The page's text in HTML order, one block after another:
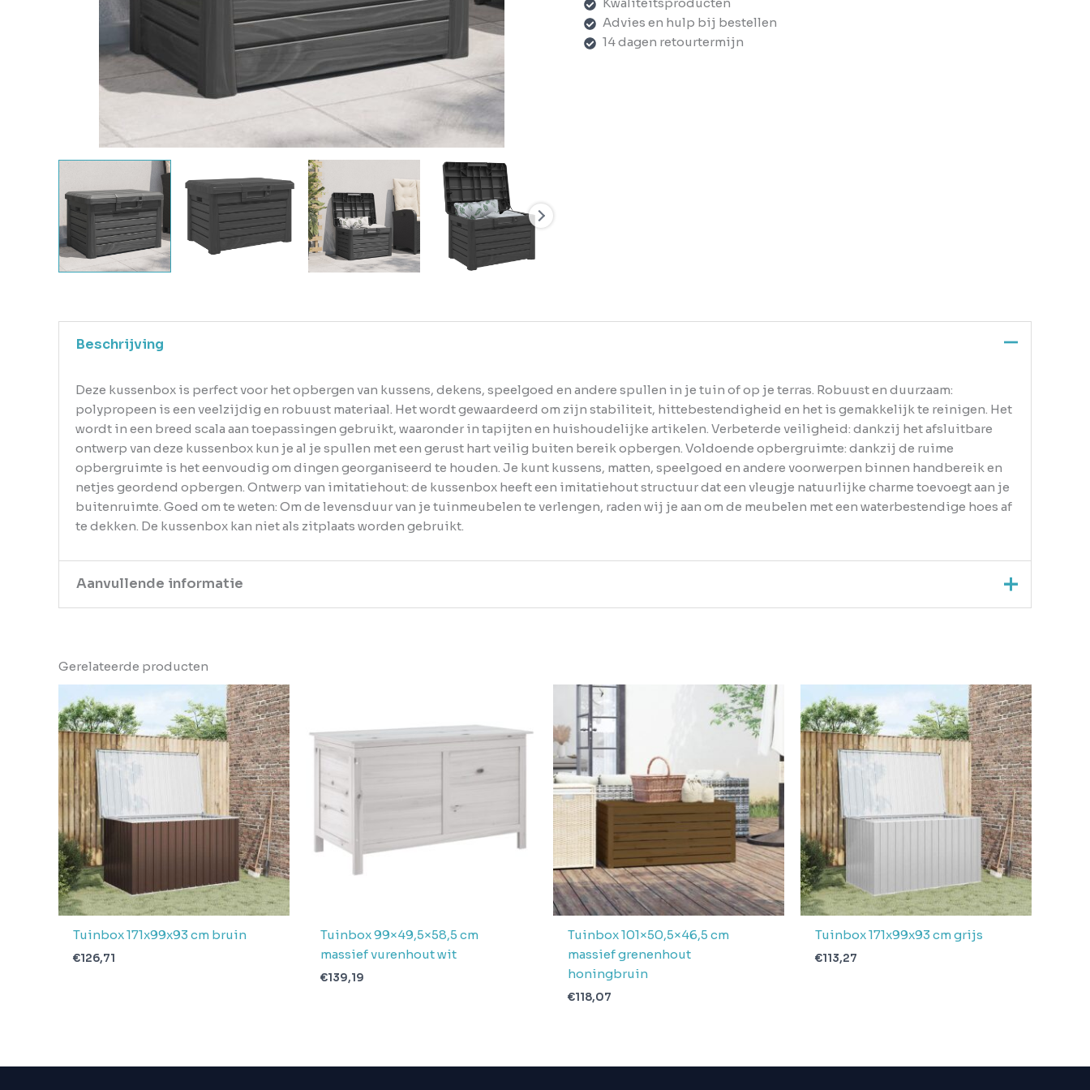
Advies en hulp bij bestellen
14 dagen retourtermijn
Beschrijving
Deze kussenbox is perfect voor het opbergen van kussens, dekens, speelgoed en andere spullen in je tuin of op je terras. Robuust en duurzaam:
polypropeen is een veelzijdig en robuust materiaal. Het wordt gewaardeerd om zijn stabiliteit, hittebestendigheid en het is gemakkelijk te reinigen. Het
wordt in een breed scala aan toepassingen gebruikt, waaronder in tapijten en huishoudelijke artikelen. Verbeterde veiligheid: dankzij het afsluitbare
ontwerp van deze kussenbox kun je al je spullen met een gerust hart veilig buiten bereik opbergen. Voldoende opbergruimte: dankzij de ruime
opbergruimte is het eenvoudig om dingen georganiseerd te houden. Je kunt kussens, matten, speelgoed en andere voorwerpen binnen handbereik en
netjes geordend opbergen. Ontwerp van imitatiehout: de kussenbox heeft een imitatiehout structuur dat een vleugje natuurlijke charme toevoegt aan je
buitenruimte. Goed om te weten: Om de levensduur van je tuinmeubelen te verlengen, raden wij je aan om de meubelen met een waterbestendige hoes af
te dekken. De kussenbox kan niet als zitplaats worden gebruikt.
Aanvullende informatie
EAN
Gewicht 6.06
Aantal
pakketten in
levering
Verwachte
levertijd
4 + 1 dag
Gerelateerde producten
Tuinbox 171x99x93 cm bruin
€126,71
Tuinbox 99×49,5×58,5 cm
massief vurenhout wit
€139,19
Tuinbox 101×50,5×46,5 cm
massief grenenhout
honingbruin
€118,07
Tuinbox 171x99x93 cm grijs
€113,27